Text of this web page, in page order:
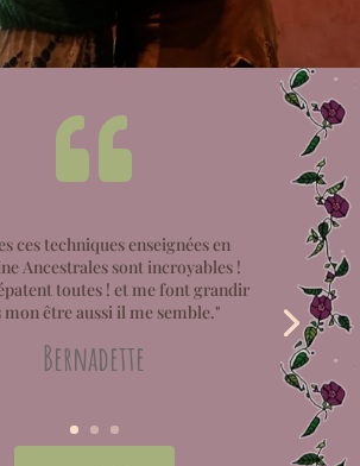

ces techniques enseignées en
Ancestrales sont incroyables !
toutes ! et me font grandir
mon être aussi il me semble."
Bernadette